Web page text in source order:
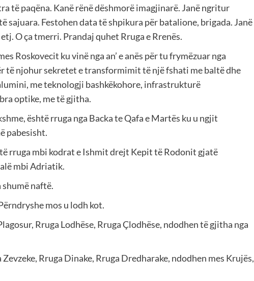
të paqëna. Kanë rënë dëshmorë imagjinarë. Janë ngritur
sajuara. Festohen data të shpikura për batalione, brigada. Janë
O ça tmerri. Prandaj quhet Rruga e Rrenës.
Roskovecit ku vinë nga an’ e anës për tu frymëzuar nga
të njohur sekretet e transformimit të një fshati me baltë dhe
me teknologji bashkëkohore, infrastrukturë
optike, me të gjitha.
është rruga nga Backa te Qafa e Martës ku u ngjit
pabesisht.
rruga mbi kodrat e Ishmit drejt Kepit të Rodonit gjatë
mbi Adriatik.
naftë.
mos u lodh kot.
Rruga Lodhëse, Rruga Çlodhëse, ndodhen të gjitha nga
Rruga Dinake, Rruga Dredharake, ndodhen mes Krujës,